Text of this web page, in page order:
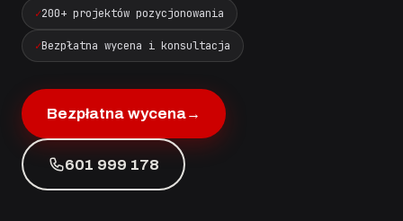
200+ projektów pozycjonowania
Bezpłatna wycena i konsultacja
Bezpłatna wycena→
601 999 178